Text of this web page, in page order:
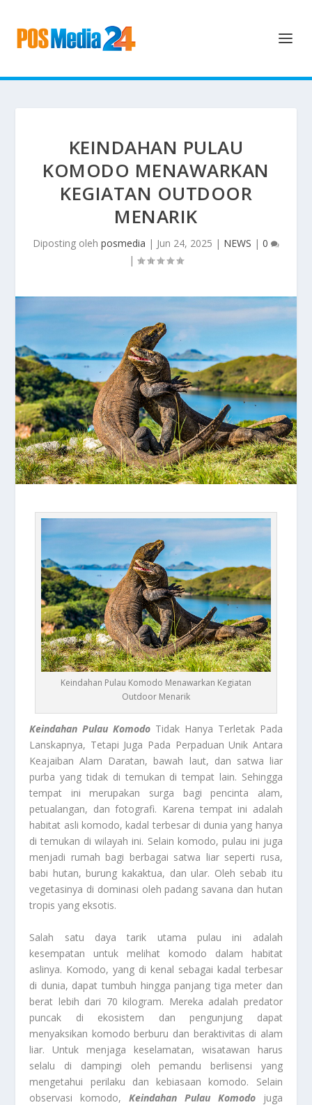
KEINDAHAN PULAU
KOMODO MENAWARKAN
KEGIATAN OUTDOOR
MENARIK
Diposting oleh posmedia | Jun 24, 2025 | NEWS | 0
|
Keindahan Pulau Komodo Menawarkan Kegiatan
Outdoor Menarik
Keindahan Pulau Komodo Tidak Hanya Terletak Pada
Lanskapnya, Tetapi Juga Pada Perpaduan Unik Antara
Keajaiban Alam Daratan, bawah laut, dan satwa liar
purba yang tidak di temukan di tempat lain. Sehingga
tempat ini merupakan surga bagi pencinta alam,
petualangan, dan fotografi. Karena tempat ini adalah
habitat asli komodo, kadal terbesar di dunia yang hanya
di temukan di wilayah ini. Selain komodo, pulau ini juga
menjadi rumah bagi berbagai satwa liar seperti rusa,
babi hutan, burung kakaktua, dan ular. Oleh sebab itu
vegetasinya di dominasi oleh padang savana dan hutan
tropis yang eksotis.
Salah satu daya tarik utama pulau ini adalah
kesempatan untuk melihat komodo dalam habitat
aslinya. Komodo, yang di kenal sebagai kadal terbesar
di dunia, dapat tumbuh hingga panjang tiga meter dan
berat lebih dari 70 kilogram. Mereka adalah predator
puncak di ekosistem dan pengunjung dapat
menyaksikan komodo berburu dan beraktivitas di alam
liar. Untuk menjaga keselamatan, wisatawan harus
selalu di dampingi oleh pemandu berlisensi yang
mengetahui perilaku dan kebiasaan komodo. Selain
observasi komodo,Keindahan Pulau Komodojuga